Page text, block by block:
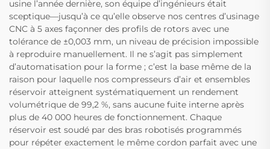
usine l’année dernière, son équipe d’ingénieurs était
sceptique—jusqu’à ce qu’elle observe nos centres d’usinage
CNC à 5 axes façonner des profils de rotors avec une
tolérance de ±0,003 mm, un niveau de précision impossible
à reproduire manuellement. Il ne s’agit pas simplement
d’automatisation pour la forme ; c’est la base même de la
raison pour laquelle nos compresseurs d’air et ensembles
réservoir atteignent systématiquement un rendement
volumétrique de 99,2 %, sans aucune fuite interne après
plus de 40 000 heures de fonctionnement. Chaque
réservoir est soudé par des bras robotisés programmés
pour répéter exactement le même cordon parfait avec une